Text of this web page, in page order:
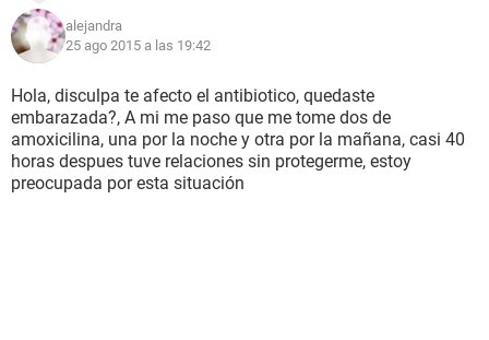
alejandra
25 ago 2015 a las 19:42
Hola, disculpa te afecto el antibiotico, quedaste
embarazada?, A mi me paso que me tome dos de
amoxicilina, una por la noche y otra por la mañana, casi 40
horas despues tuve relaciones sin protegerme, estoy
preocupada por esta situación